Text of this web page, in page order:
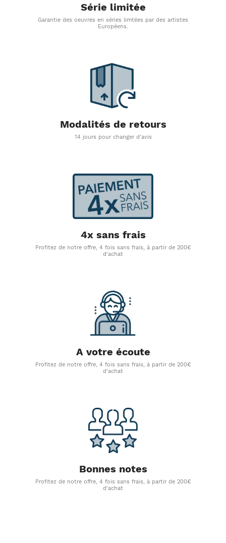
Série limitée
Garantie des oeuvres en séries limtées par des artistes
Européens.
Modalités de retours
14 jours pour changer d'avis
4x sans frais
Profitez de notre offre, 4 fois sans frais, à partir de 200€
d'achat
A votre écoute
Profitez de notre offre, 4 fois sans frais, à partir de 200€
d'achat
Bonnes notes
Profitez de notre offre, 4 fois sans frais, à partir de 200€
d'achat